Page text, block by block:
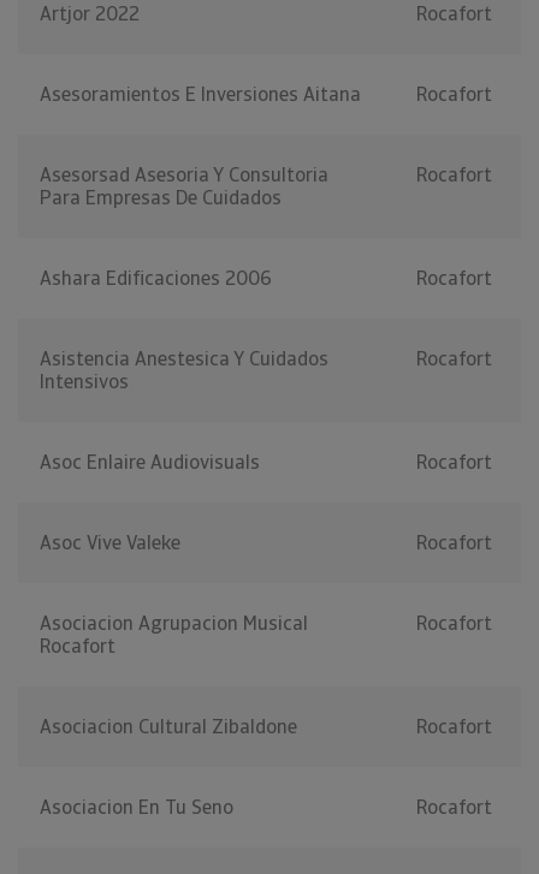
Artjor 2022 Rocafort
Asesoramientos E Inversiones Aitana Rocafort
Asesorsad Asesoria Y Consultoria
Para Empresas De Cuidados
Rocafort
Ashara Edificaciones 2006 Rocafort
Asistencia Anestesica Y Cuidados
Intensivos
Rocafort
Asoc Enlaire Audiovisuals Rocafort
Asoc Vive Valeke Rocafort
Asociacion Agrupacion Musical
Rocafort
Rocafort
Asociacion Cultural Zibaldone Rocafort
Asociacion En Tu Seno Rocafort